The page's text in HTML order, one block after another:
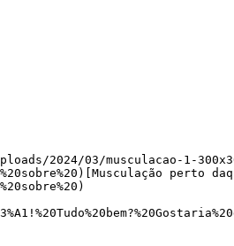
2024/03/musculacao-1-